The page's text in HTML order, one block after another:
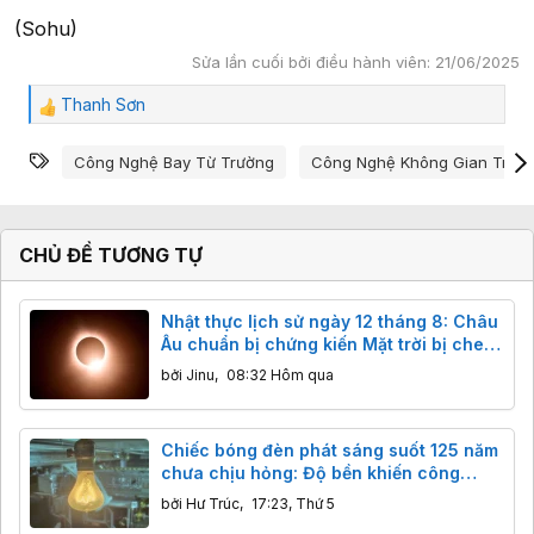
(Sohu)
Sửa lần cuối bởi điều hành viên: 21/06/2025
C
m
c
:
Thanh Sơn
Từ khóa
Công Nghệ Bay Từ Trường Công Nghệ Không Gian
CHỦ ĐỀ TƯƠNG TỰ
Nhật thực lịch sử ngày 12 tháng 8: Châu
Âu chuẩn bị chứng kiến Mặt trời bị che
khuất gần 98%
bởi Jinu, 08:32 Hôm qua
Chiếc bóng đèn phát sáng suốt 125 năm
chưa chịu hỏng: Độ bền khiến công
nghệ hiện đại cũng phải ngả nón
bởi Hư Trúc, 17:23, Thứ 5